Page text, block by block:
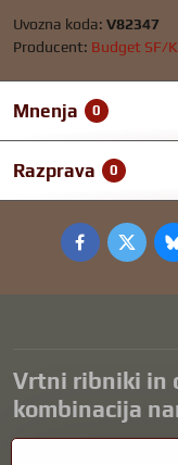
Uvozna koda: V82347
Producent: Budget SF/
Mnenja 0
Razprava 0
FacebookTwitter
Vrtni ribniki in
kombinacija